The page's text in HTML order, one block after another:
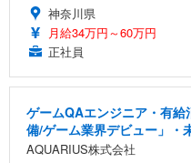
神奈川県
月給34万円～60万円
正社員
ゲームQAエンジニア・有
備/ゲーム業界デビュー」・
AQUARIUS株式会社